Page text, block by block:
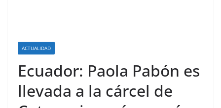
ACTUALIDAD
Ecuador: Paola Pabón es
llevada a la cárcel de